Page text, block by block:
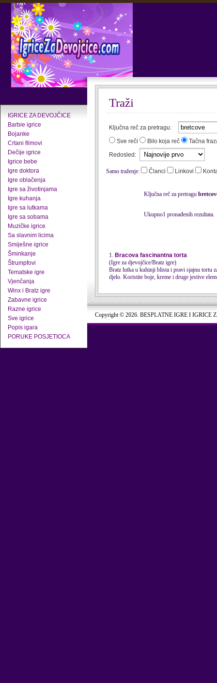
IGRICE ZA DEVOJČICE
Barbie igrice
Bojanke
Crtani filmovi
Dečije igrice
Igrice bebe
Igre doktora
Igre oblačenja
Igre sa životinjama
Igre kuhanja
Igre sa lutkama
Igre sa sobama
Muzičke igrice
Sa slavnim licima
Smiješne igrice
Šminkanje
Štrumpfovi
Tematske igre
Vjenčanja
Winx i Bratz igre
Zabavne igrice
Razne igrice
Sve igrice
Popis igara
PORUKE POSJETIOCA
Traži
Ključna reč za pretragu:
Sve reči
Bilo koja reč
Tačna
Redosled:
Samo traženje: Članci Linkovi
Ključna reč za pretragu
Ukupno1 pronađenih rezultata.
1. Bracova fascinantna torta
(Igre za djevojčice/Bratz igre)
Bratz lutka u kuhinji blista i pravi sjajnu tortu
djelo. Koristite boje, kreme i druge jestive
Copyright © 2026. BESPLATNE IGRE I IGRICE